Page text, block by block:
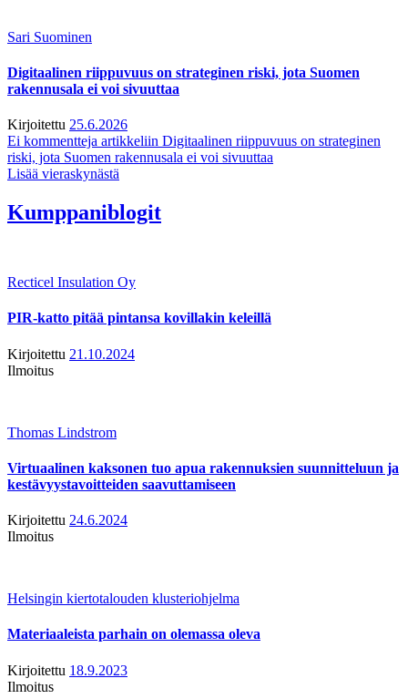
Sari Suominen
Digitaalinen riippuvuus on strateginen riski, jota Suomen
rakennusala ei voi sivuuttaa
Kirjoitettu 25.6.2026
Ei kommentteja artikkeliin Digitaalinen riippuvuus on strateginen
riski, jota Suomen rakennusala ei voi sivuuttaa
Lisää vieraskynästä
Kumppaniblogit
Recticel Insulation Oy
PIR-katto pitää pintansa kovillakin keleillä
Kirjoitettu 21.10.2024
Ilmoitus
Thomas Lindstrom
Virtuaalinen kaksonen tuo apua rakennuksien suunnitteluun ja
kestävyystavoitteiden saavuttamiseen
Kirjoitettu 24.6.2024
Ilmoitus
Helsingin kiertotalouden klusteriohjelma
Materiaaleista parhain on olemassa oleva
Kirjoitettu 18.9.2023
Ilmoitus